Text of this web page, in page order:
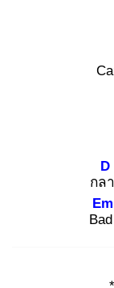
กลา
D
Bad
Em